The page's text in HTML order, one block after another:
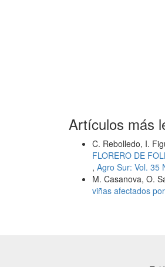
Artículos más
C. Rebolledo, I.
FLORERO DE
, Agro Sur: Vol. 35
M. Casanova, O.
viñas afectados